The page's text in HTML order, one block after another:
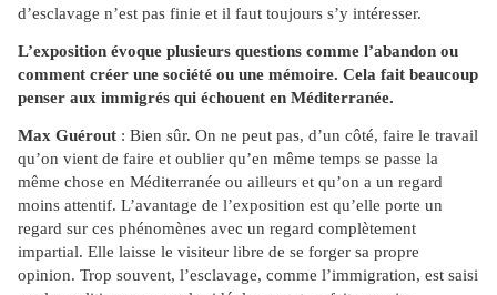
d’esclavage n’est pas finie et il faut toujours s’y intéresser.
L’exposition évoque plusieurs questions comme l’abandon ou
comment créer une société ou une mémoire. Cela fait beaucoup
penser aux immigrés qui échouent en Méditerranée.
Max Guérout : Bien sûr. On ne peut pas, d’un côté, faire le travail
qu’on vient de faire et oublier qu’en même temps se passe la
même chose en Méditerranée ou ailleurs et qu’on a un regard
moins attentif. L’avantage de l’exposition est qu’elle porte un
regard sur ces phénomènes avec un regard complètement
impartial. Elle laisse le visiteur libre de se forger sa propre
opinion. Trop souvent, l’esclavage, comme l’immigration, est saisi